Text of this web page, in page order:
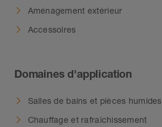
Aménagement extérieur
Accessoires
Domaines d'application
Salles de bains et pièces humides
Chauffage et rafraîchissement